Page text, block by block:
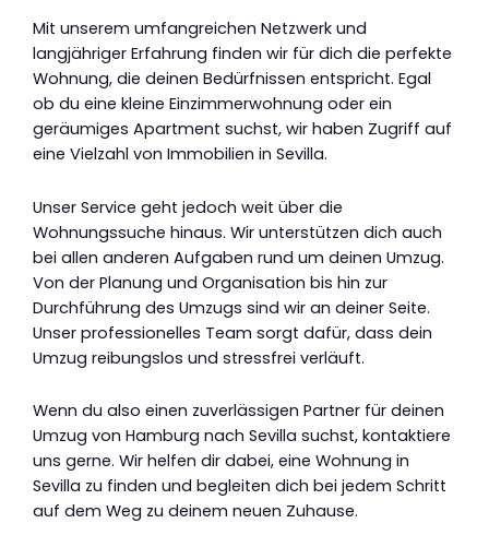
Mit unserem umfangreichen Netzwerk und
langjähriger Erfahrung finden wir für dich die perfekte
Wohnung, die deinen Bedürfnissen entspricht. Egal
ob du eine kleine Einzimmerwohnung oder ein
geräumiges Apartment suchst, wir haben Zugriff auf
eine Vielzahl von Immobilien in Sevilla.
Unser Service geht jedoch weit über die
Wohnungssuche hinaus. Wir unterstützen dich auch
bei allen anderen Aufgaben rund um deinen Umzug.
Von der Planung und Organisation bis hin zur
Durchführung des Umzugs sind wir an deiner Seite.
Unser professionelles Team sorgt dafür, dass dein
Umzug reibungslos und stressfrei verläuft.
Wenn du also einen zuverlässigen Partner für deinen
Umzug von Hamburg nach Sevilla suchst, kontaktiere
uns gerne. Wir helfen dir dabei, eine Wohnung in
Sevilla zu finden und begleiten dich bei jedem Schritt
auf dem Weg zu deinem neuen Zuhause.